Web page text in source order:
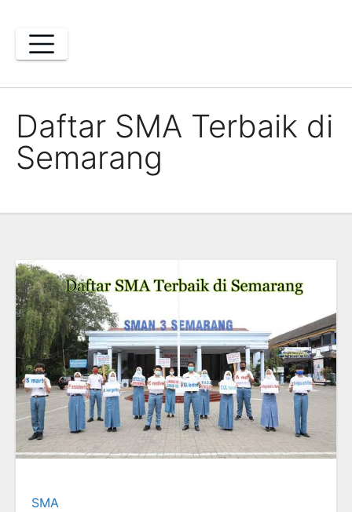
content
Daftar SMA Terbaik di
Semarang
SMA